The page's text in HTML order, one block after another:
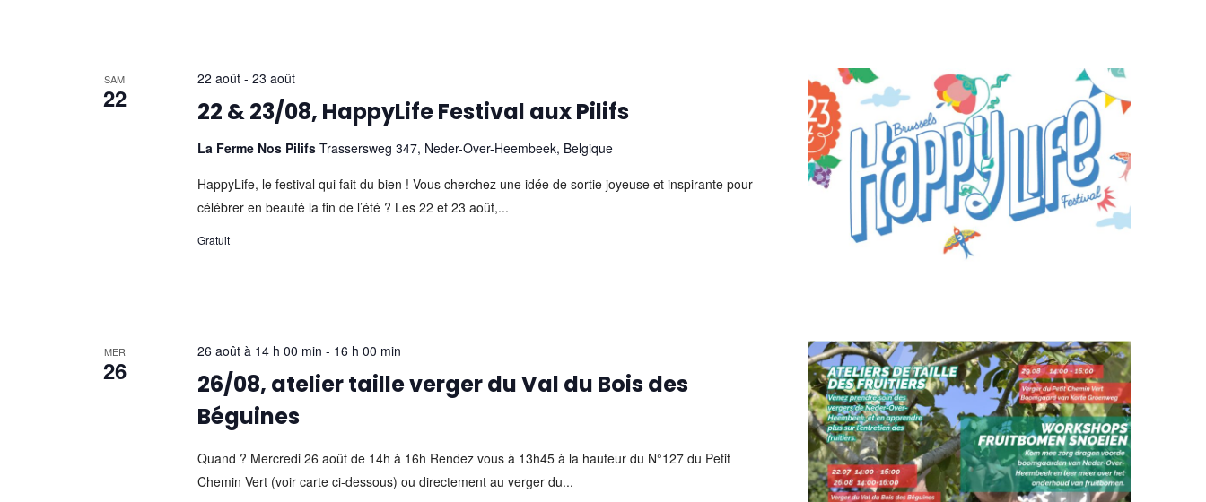
SAM
22 22 & 23/08, HappyLife Festival aux Pilifs
22 août- 23 août
La Ferme Nos Pilifs Trassersweg 347, Neder-Over-Heembeek, Belgique
HappyLife, le festival qui fait du bien ! Vous cherchez une idée de sortie joyeuse et inspirante pour
célébrer en beauté la fin de l’été ? Les 22 et 23 août,...
Gratuit
MER
26
26/08, atelier taille verger du Val du Bois des
Béguines
26 août à 14 h 00 min - 16 h 00 min
Quand ? Mercredi 26 août de 14h à 16h Rendez vous à 13h45 à la hauteur du N°127 du Petit
Chemin Vert (voir carte ci-dessous) ou directement au verger du...